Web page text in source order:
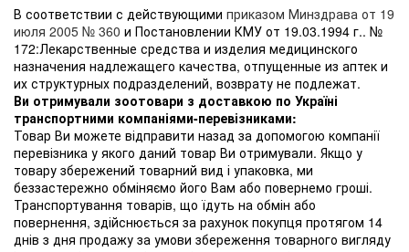
В соответствии с действующими приказом Минздрава от 19
июля 2005 № 360 и Постановлении КМУ от 19.03.1994 г.. №
172:Лекарственные средства и изделия медицинского
назначения надлежащего качества, отпущенные из аптек и
их структурных подразделений, возврату не подлежат.
Ви отримували зоотовари з доставкою по Україні
транспортними компаніями-перевізниками:
Товар Ви можете відправити назад за допомогою компанії
перевізника у якого даний товар Ви отримували. Якщо у
товару збережений товарний вид і упаковка, ми
беззастережно обміняємо його Вам або повернемо гроші.
Транспортування товарів, що їдуть на обмін або
повернення, здійснюється за рахунок покупця протягом 14
днів з дня продажу за умови збереження товарного вигляду